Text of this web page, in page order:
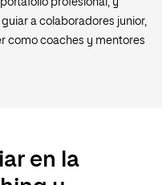
a colaboradores junior,
como coaches y mentores
en la